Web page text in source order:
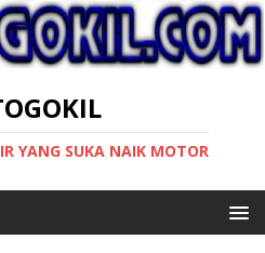
YANG SUKA NAIK MOTOR